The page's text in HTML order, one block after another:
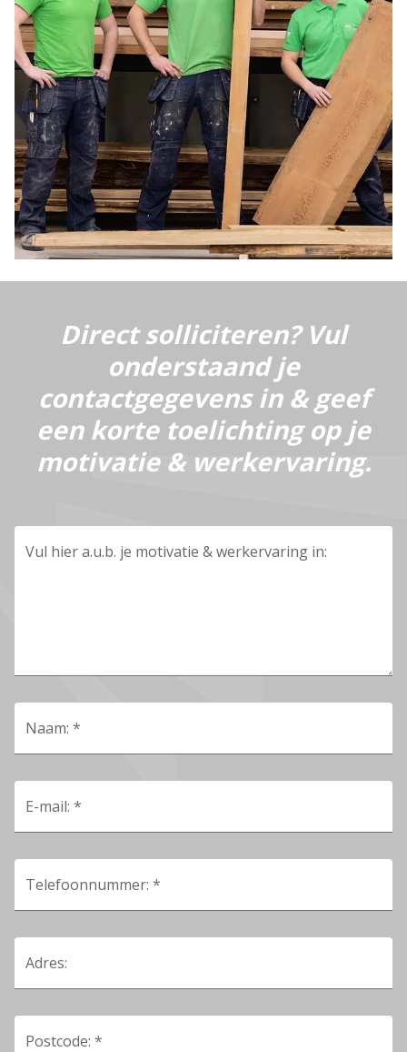
Direct solliciteren? Vul
onderstaand je
contactgegevens in & geef
een korte toelichting op je
motivatie & werkervaring.
Vul hier a.u.b. je motivatie & werkervaring in:
Naam: *
E-mail: *
Telefoonnummer: *
Adres:
Postcode: *